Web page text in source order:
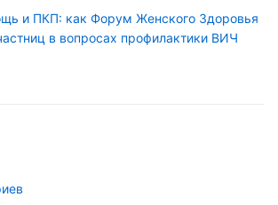
и ПКП: как Форум Женского Здоровья
в вопросах профилактики ВИЧ